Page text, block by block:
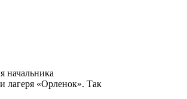
начальника
лагеря «Орленок». Так